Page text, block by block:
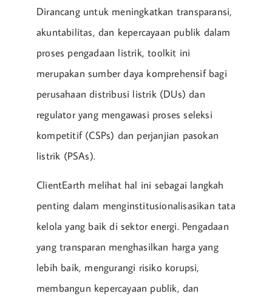
Dirancang untuk meningkatkan transparansi,
akuntabilitas, dan kepercayaan publik dalam
proses pengadaan listrik, toolkit ini
merupakan sumber daya komprehensif bagi
perusahaan distribusi listrik (DUs) dan
regulator yang mengawasi proses seleksi
kompetitif (CSPs) dan perjanjian pasokan
listrik (PSAs).
ClientEarth melihat hal ini sebagai langkah
penting dalam menginstitusionalisasikan tata
kelola yang baik di sektor energi. Pengadaan
yang transparan menghasilkan harga yang
lebih baik, mengurangi risiko korupsi,
membangun kepercayaan publik, dan